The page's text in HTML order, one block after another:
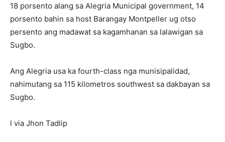
18 porsento alang sa Alegria Municipal government, 14
porsento bahin sa host Barangay Montpeller ug otso
persento ang madawat sa kagamhanan sa lalawigan sa
Sugbo.
Ang Alegria usa ka fourth-class nga munisipalidad,
nahimutang sa 115 kilometros southwest sa dakbayan sa
Sugbo.
l via Jhon Tadlip